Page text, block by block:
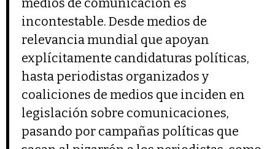
medios de comunicación es
incontestable. Desde medios de
relevancia mundial que apoyan
explícitamente candidaturas políticas,
hasta periodistas organizados y
coaliciones de medios que inciden en
legislación sobre comunicaciones,
pasando por campañas políticas que